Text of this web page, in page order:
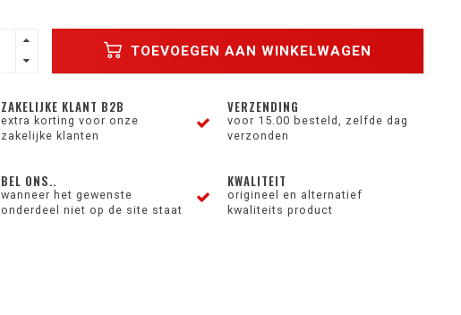
TOEVOEGEN AAN WINKELWAGEN
ZAKELIJKE KLANT B2B
extra korting voor onze
zakelijke klanten
VERZENDING
voor 15.00 besteld, zelfde dag
verzonden
BEL ONS..
wanneer het gewenste
onderdeel niet op de site staat
KWALITEIT
origineel en alternatief
kwaliteits product